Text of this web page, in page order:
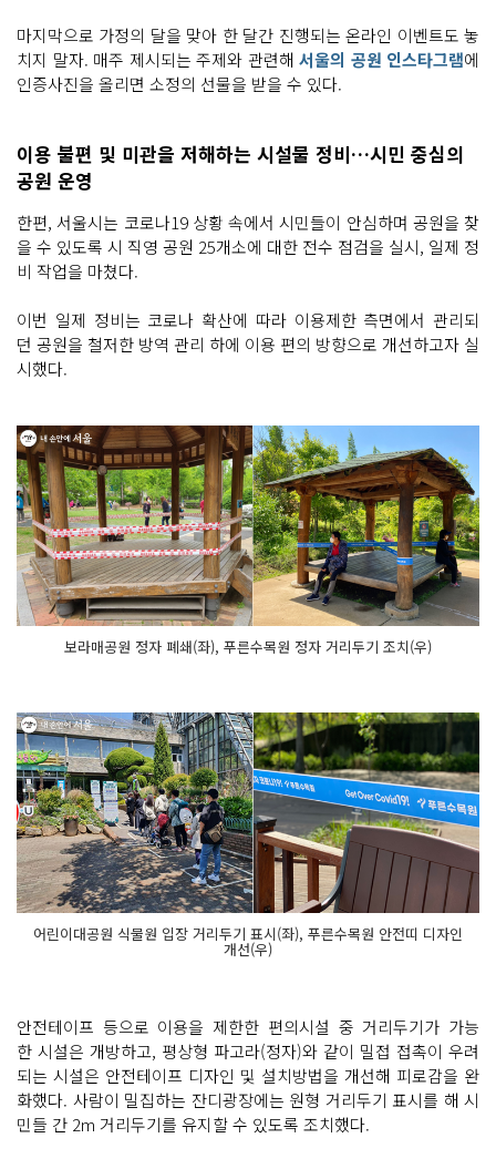
마지막으로 가정의 달을 맞아 한 달간 진행되는 온라인 이벤트도 놓
치지 말자. 매주 제시되는 주제와 관련해 서울의 공원 인스타그램에
인증사진을 올리면 소정의 선물을 받을 수 있다.
이용 불편 및 미관을 저해하는 시설물 정비…시민 중심의
공원 운영
한편, 서울시는 코로나19 상황 속에서 시민들이 안심하며 공원을 찾
을 수 있도록 시 직영 공원 25개소에 대한 전수 점검을 실시, 일제 정
비 작업을 마쳤다.
이번 일제 정비는 코로나 확산에 따라 이용제한 측면에서 관리되
던 공원을 철저한 방역 관리 하에 이용 편의 방향으로 개선하고자 실
시했다.
보라매공원 정자 폐쇄(좌), 푸른수목원 정자 거리두기 조치(우)
어린이대공원 식물원 입장 거리두기 표시(좌), 푸른수목원 안전띠 디자인
개선(우)
안전테이프 등으로 이용을 제한한 편의시설 중 거리두기가 가능
한 시설은 개방하고, 평상형 파고라(정자)와 같이 밀접 접촉이 우려
되는 시설은 안전테이프 디자인 및 설치방법을 개선해 피로감을 완
화했다. 사람이 밀집하는 잔디광장에는 원형 거리두기 표시를 해 시
민들 간 2m 거리두기를 유지할 수 있도록 조치했다.